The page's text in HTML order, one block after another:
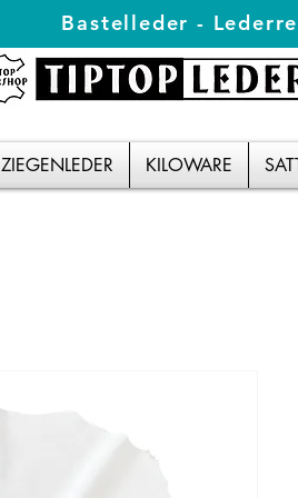
Bastelleder -
ZIEGENLEDER KILOWARE